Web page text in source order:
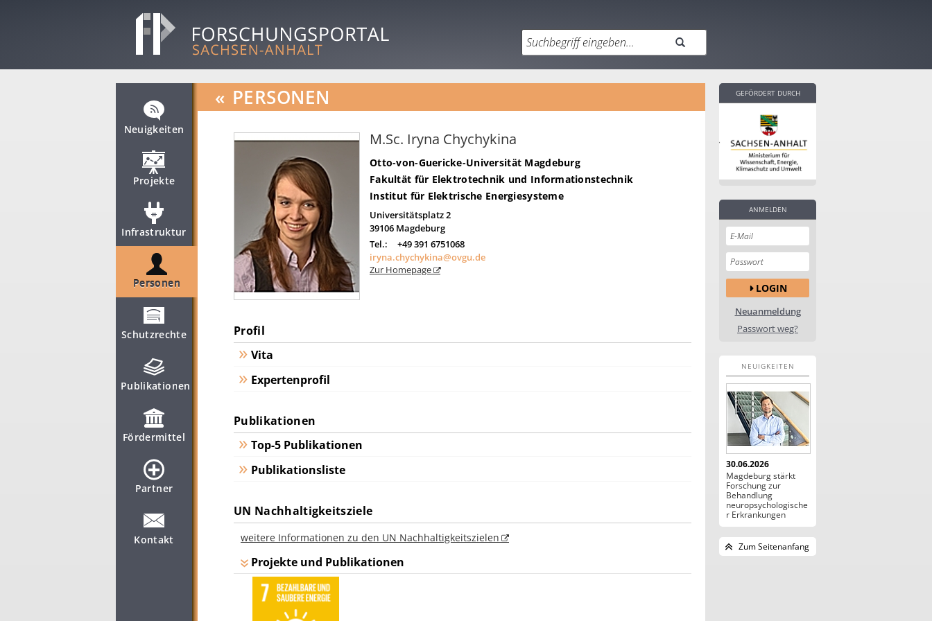
Neuigkeiten
Projekte
Infrastruktur
Personen
Schutzrechte
Publikationen
Fördermittel
Partner
Kontakt
« PERSONEN
M.Sc. Iryna Chychykina
Otto-von-Guericke-Universität Magdeburg
Fakultät für Elektrotechnik und Informationstechnik
Institut für Elektrische Energiesysteme
Universitätsplatz 2
39106 Magdeburg
Tel.:
+49 391 6751068
iryna.chychykina@ovgu.de
Zur Homepage
Profil
Vita
Expertenprofil
Publikationen
Top-5 Publikationen
Publikationsliste
UN Nachhaltigkeitsziele
weitere Informationen zu den UN Nachhaltigkeitszielen
Projekte und Publikationen
GEFÖRDERT DURCH
ANMELDEN
LOGIN
Neuanmeldung
Passwort weg?
NEUIGKEITEN
30.06.2026
Magdeburg stärkt
Forschung zur
Behandlung
neuropsychologische
r Erkrankungen
Zum Seitenanfang